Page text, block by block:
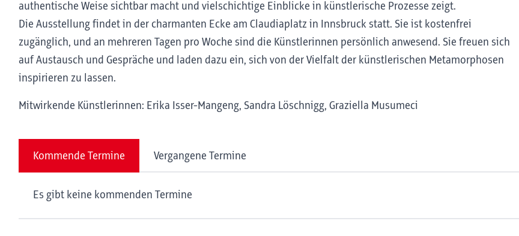
authentische Weise sichtbar macht und vielschichtige Einblicke in künstlerische Prozesse zeigt.
Die Ausstellung findet in der charmanten Ecke am Claudiaplatz in Innsbruck statt. Sie ist kostenfrei
zugänglich, und an mehreren Tagen pro Woche sind die Künstlerinnen persönlich anwesend. Sie freuen sich
auf Austausch und Gespräche und laden dazu ein, sich von der Vielfalt der künstlerischen Metamorphosen
inspirieren zu lassen.
Mitwirkende Künstlerinnen: Erika Isser-Mangeng, Sandra Löschnigg, Graziella Musumeci
Kommende Termine Vergangene Termine
Es gibt keine kommenden Termine